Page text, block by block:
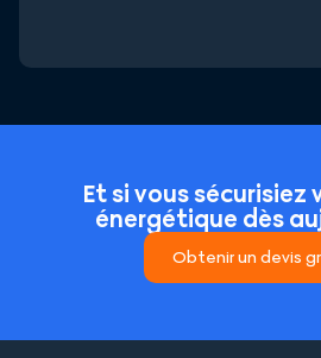
Et si vous
énergétique dès
Obtenir un devis